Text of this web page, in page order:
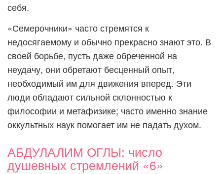
себя.
«Семерочники» часто стремятся к
недосягаемому и обычно прекрасно знают это. В
своей борьбе, пусть даже обреченной на
неудачу, они обретают бесценный опыт,
необходимый им для движения вперед. Эти
люди обладают сильной склонностью к
философии и метафизике; часто именно знание
оккультных наук помогает им не падать духом.
АБДУЛАЛИМ ОГЛЫ: число
душевных стремлений «6»